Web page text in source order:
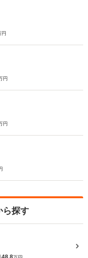
円
円
円
ら探す